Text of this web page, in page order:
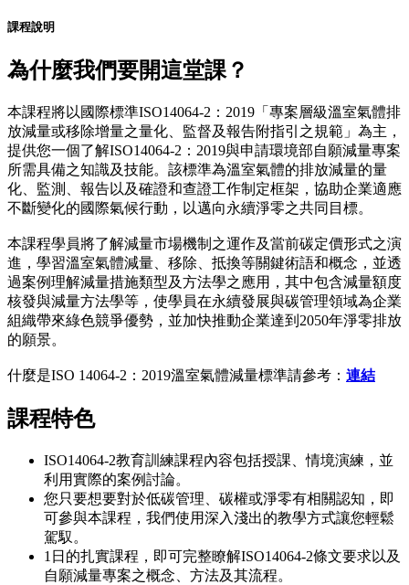
課程說明
為什麼我們要開這堂課？
本課程將以國際標準ISO14064-2：2019「專案層級溫室氣體排
放減量或移除增量之量化、監督及報告附指引之規範」為主，
提供您一個了解ISO14064-2：2019與申請環境部自願減量專案
所需具備之知識及技能。該標準為溫室氣體的排放減量的量
化、監測、報告以及確證和查證工作制定框架，協助企業適應
不斷變化的國際氣候行動，以邁向永續淨零之共同目標。
本課程學員將了解減量市場機制之運作及當前碳定價形式之演
進，學習溫室氣體減量、移除、抵換等關鍵術語和概念，並透
過案例理解減量措施類型及方法學之應用，其中包含減量額度
核發與減量方法學等，使學員在永續發展與碳管理領域為企業
組織帶來綠色競爭優勢，並加快推動企業達到2050年淨零排放
的願景。
什麼是ISO 14064-2：2019溫室氣體減量標準請參考： 連結
課程特色
ISO14064-2教育訓練課程內容包括授課、情境演練，並
利用實際的案例討論。
您只要想要對於低碳管理、碳權或淨零有相關認知，即
可參與本課程，我們使用深入淺出的教學方式讓您輕鬆
駕馭。
1日的扎實課程，即可完整瞭解ISO14064-2條文要求以及
自願減量專案之概念、方法及其流程。